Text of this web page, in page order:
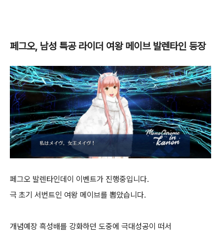
페그오, 남성 특공 라이더 여왕 메이브 발렌타인 등장
페그오 발렌타인데이 이벤트가 진행중입니다.
극 초기 서번트인 여왕 메이브를 뽑았습니다.
개념예장 흑성배를 강화하던 도중에 극대성공이 떠서